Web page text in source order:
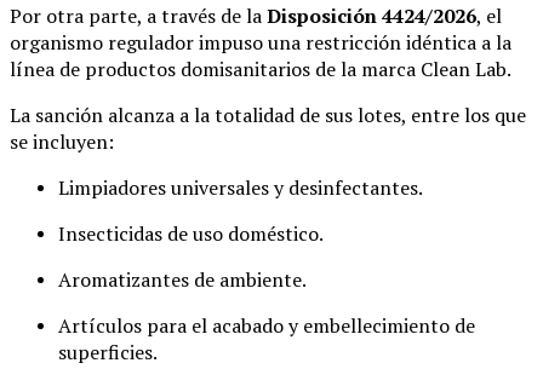
Por otra parte, a través de laDisposición 4424/2026, el
organismo regulador impuso una restricción idéntica a la
línea de productos domisanitarios de la marca Clean Lab.
La sanción alcanza a la totalidad de sus lotes, entre los que
se incluyen:
Limpiadores universales y desinfectantes.
Insecticidas de uso doméstico.
Aromatizantes de ambiente.
Artículos para el acabado y embellecimiento de
superficies.